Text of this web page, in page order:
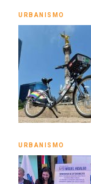
URBANISMO
URBANISMO